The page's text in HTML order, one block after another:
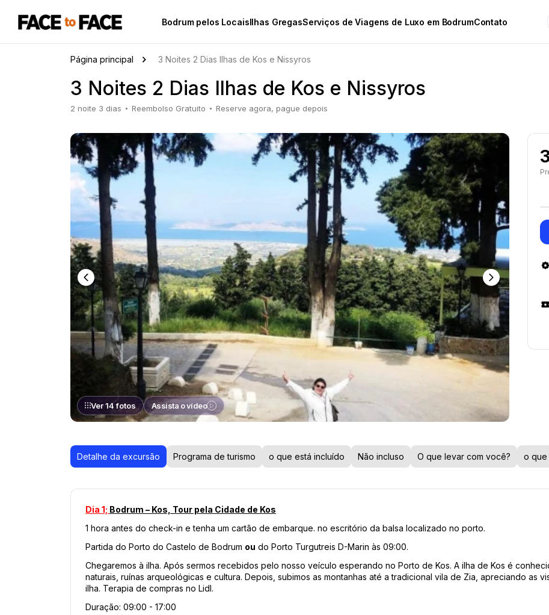
Bodrum pelos LocaisIlhas GregasServiços de Viagens de Luxo em BodrumContato
Página principal 3 Noites 2 Dias Ilhas de Kos e Nissyros
3 Noites 2 Dias Ilhas de Kos e Nissyros
2 noite 3 dias Reembolso Gratuito Reserve agora, pague depois
Ver 14 fotos Assista o vídeo
Detalhe da excursão Programa de turismo o que está incluído Não incluso O que levar com você? o que
Dia 1; Bodrum – Kos, Tour pela Cidade de Kos
1 hora antes do check-in e tenha um cartão de embarque. no escritório da balsa localizado no porto.
Partida do Porto do Castelo de Bodrum ou do Porto Turgutreis D-Marin às 09:00.
Chegaremos à ilha. Após sermos recebidos pelo nosso veículo esperando no Porto de Kos. A ilha de Kos é
naturais, ruínas arqueológicas e cultura. Depois, subimos as montanhas até a tradicional vila de Zia, apreciando as
ilha. Terapia de compras no Lidl.
Duração: 09:00 - 17:00